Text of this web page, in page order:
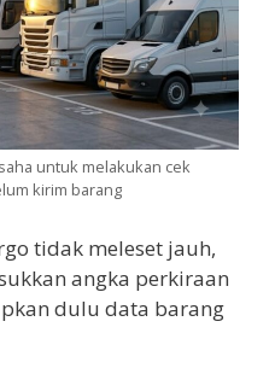
untuk melakukan cek
kirim barang
tidak meleset jauh,
angka perkiraan
dulu data barang